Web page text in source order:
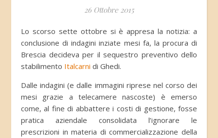
26 Ottobre 2015
Lo scorso sette ottobre si è appresa la notizia: a
conclusione di indagini inziate mesi fa, la procura di
Brescia decideva per il sequestro preventivo dello
stabilimento Italcarni di Ghedi.
Dalle indagini (e dalle immagini riprese nel corso dei
mesi grazie a telecamere nascoste) è emerso
come, al fine di abbattere i costi di gestione, fosse
pratica aziendale consolidata l’ignorare le
prescrizioni in materia di commercializzazione della